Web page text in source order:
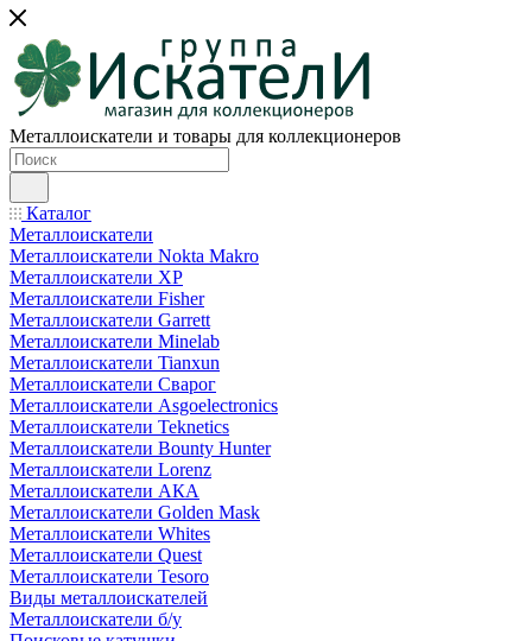
Металлоискатели и товары для коллекционеров
Каталог
Металлоискатели
Металлоискатели Nokta Makro
Металлоискатели XP
Металлоискатели Fisher
Металлоискатели Garrett
Металлоискатели Minelab
Металлоискатели Tianxun
Металлоискатели Сварог
Металлоискатели Asgoelectronics
Металлоискатели Teknetics
Металлоискатели Bounty Hunter
Металлоискатели Lorenz
Металлоискатели АКА
Металлоискатели Golden Mask
Металлоискатели Whites
Металлоискатели Quest
Металлоискатели Tesoro
Виды металлоискателей
Металлоискатели б/у